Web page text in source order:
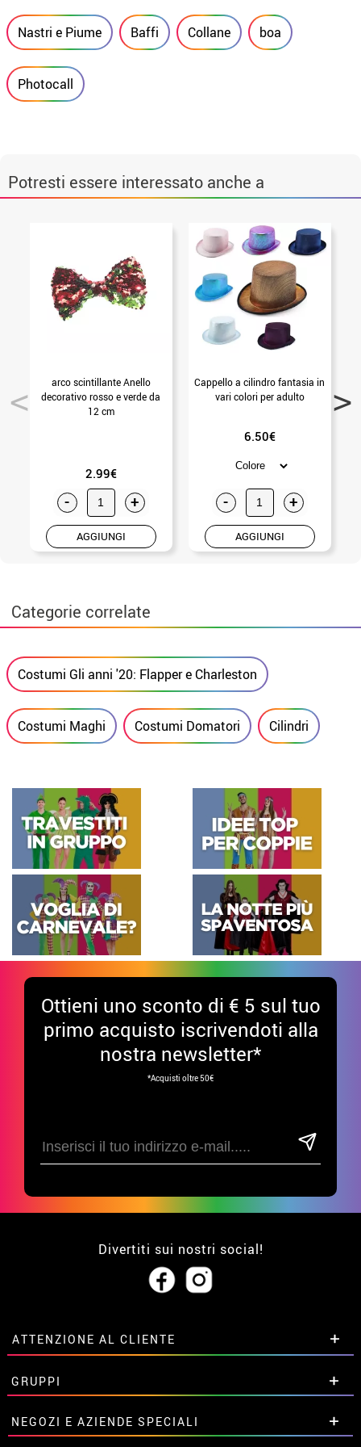
Nastri e Piume Baffi Collane boa
Photocall
Potresti essere interessato anche a
arco scintillante Anello
decorativo rosso e verde da
12 cm
2.99€
- +
AGGIUNGI
Cappello a cilindro fantasia in
vari colori per adulto
6.50€
- +
AGGIUNGI
Categorie correlate
Costumi Gli anni '20: Flapper e Charleston
Costumi Maghi Costumi Domatori Cilindri
Ottieni uno sconto di € 5 sul tuo
primo acquisto iscrivendoti alla
nostra newsletter*
*Acquisti oltre 50€
Divertiti sui nostri social!
ATTENZIONE AL CLIENTE
• Su di noi
• Condizioni di vendita
• Avviso legale privacy
• Attenzione al cliente
GRUPPI
Sconti speciali per gruppi.
Contattaci qui
NEGOZI E AZIENDE SPECIALI